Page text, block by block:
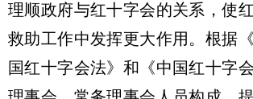
理顺政府与红十字会的关系，使
救助工作中发挥更大作用。根据
国红十字会法》和《中国红十字